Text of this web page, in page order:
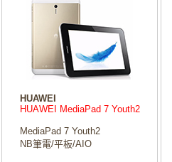
HUAWEI
HUAWEI MediaPad 7 Youth2
MediaPad 7 Youth2
NB筆電/平板/AIO